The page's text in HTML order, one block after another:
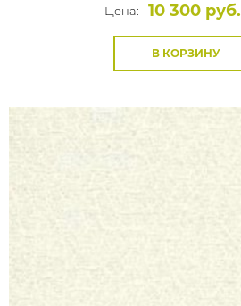
Цена:
10 300 руб.
В КОРЗИНУ